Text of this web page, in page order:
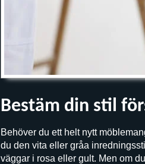
Bestäm din stil
Behöver du ett helt nytt
du den vita eller gråa
väggar i rosa eller gult. Men om